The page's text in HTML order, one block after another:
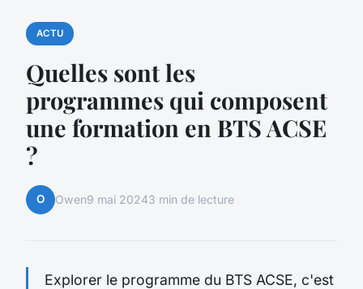
ACTU
Quelles sont les
programmes qui composent
une formation en BTS ACSE
?
O Owen9 mai 20243 min de lecture
Explorer le programme du BTS ACSE, c'est